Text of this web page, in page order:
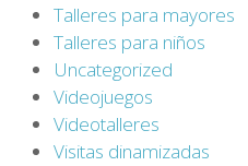
Talleres para mayores
Talleres para niños
Uncategorized
Videojuegos
Videotalleres
Visitas dinamizadas